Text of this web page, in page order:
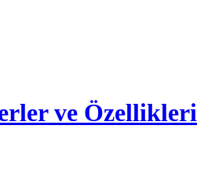
ve Özellikleri